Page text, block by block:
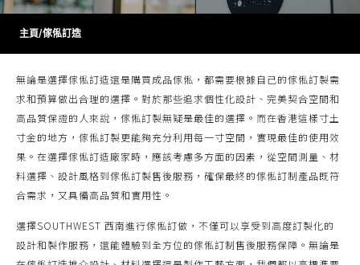
主頁/傢俬訂造
無論是選擇傢俬訂造還是購買成品傢俬，都需要根據自己的傢俬訂製需
求和預算做出合理的選擇。對於那些追求個性化設計、完美契合空間和
高品質保證的人來說，傢俬訂製無疑是最佳的選擇。而在香港這樣寸土
寸金的地方，傢俬訂製更能夠充分利用每一寸空間，實現最佳的使用效
果。在選擇傢俬訂造廠家時，應該考慮多方面的因素，從空間測量、材
料選擇、設計風格到傢俬訂製售後服務，確保最終的傢俬訂制產品既符
合需求，又具備高品質和實用性。
選擇SOUTHWEST 西南進行傢俬訂做，不僅可以享受到高度訂製化的
設計和製作服務，還能體驗到全方位的傢俬訂制售後服務保障。無論是